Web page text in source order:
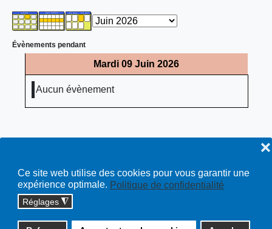
Ce site web utilise des cookies pour vous garantir une
expérience optimale. Politique de confidentialité
Réglages ◮
❌
Évènements pendant
Mardi 09 Juin 2026
Aucun évènement
Copyright © 2026 cossonay.ch - tous droits réservés | site :